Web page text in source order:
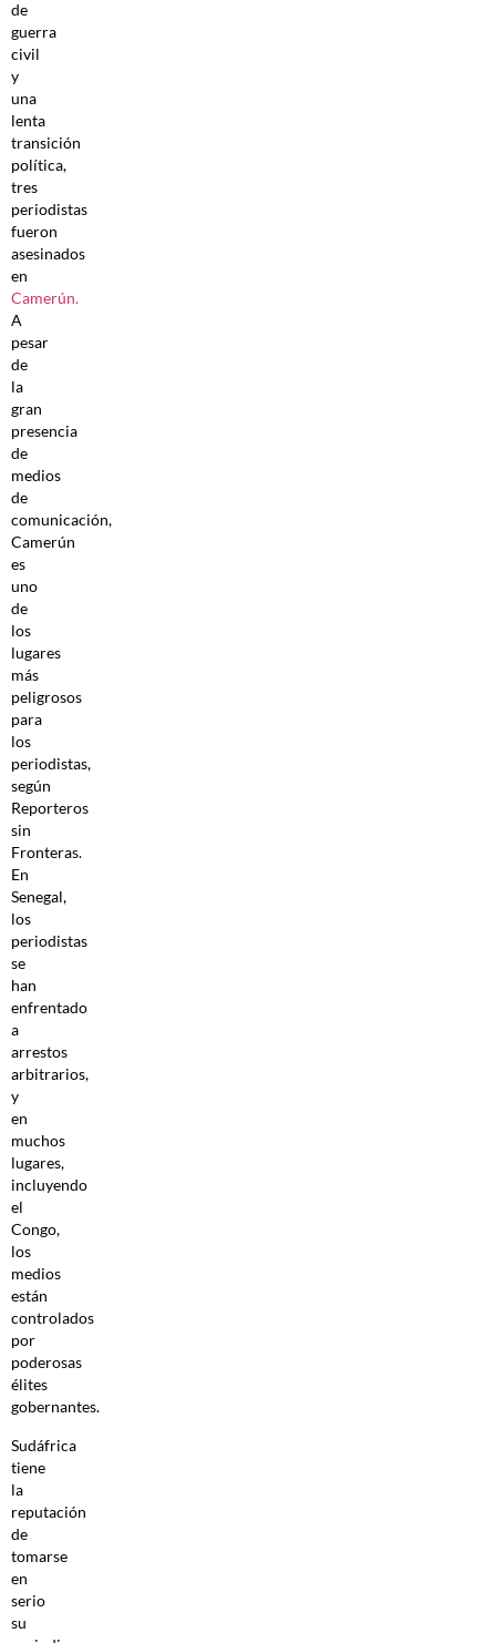
de
guerra
civil
y
una
lenta
transición
política,
tres
periodistas
fueron
asesinados
en
Camerún.
A
pesar
de
la
gran
presencia
de
medios
de
comunicación,
Camerún
es
uno
de
los
lugares
más
peligrosos
para
los
periodistas,
según
Reporteros
sin
Fronteras.
En
Senegal,
los
periodistas
se
han
enfrentado
a
arrestos
arbitrarios,
y
en
muchos
lugares,
incluyendo
el
Congo,
los
medios
están
controlados
por
poderosas
élites
gobernantes.
Sudáfrica
tiene
la
reputación
de
tomarse
en
serio
su